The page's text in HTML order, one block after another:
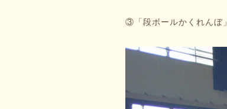
③「段ボールかくれんぼ」